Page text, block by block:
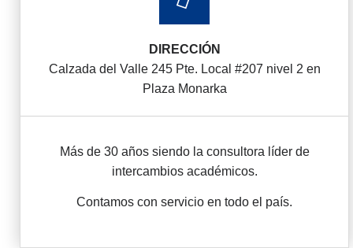
DIRECCIÓN
Calzada del Valle 245 Pte. Local #207 nivel 2 en
Plaza Monarka
Más de 30 años siendo la consultora líder de
intercambios académicos.
Contamos con servicio en todo el país.